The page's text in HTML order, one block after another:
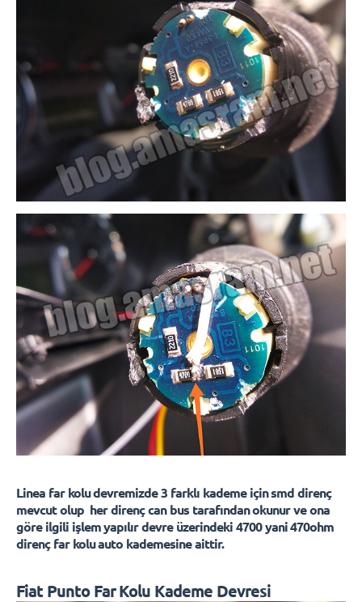
Linea far kolu devremizde 3 farklı kademe için smd direnç
mevcut olup her direnç can bus tarafından okunur ve ona
göre ilgili işlem yapılır devre üzerindeki 4700 yani 470ohm
direnç far kolu auto kademesine aittir.
Fiat Punto Far Kolu Kademe Devresi